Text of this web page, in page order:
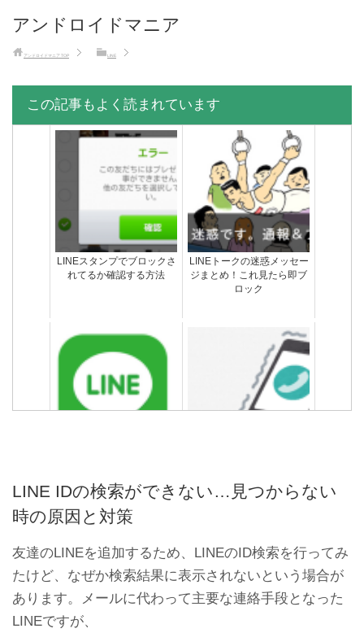
アンドロイドマニア
アンドロイドマニア TOP LINE
この記事もよく読まれています
LINEスタンプでブロックさ
れてるか確認する方法
LINEトークの迷惑メッセー
ジまとめ！これ見たら即ブ
ロック
LINEを辞める方法
法
LINE IDの検索ができない…見つからない
時の原因と対策
友達のLINEを追加するため、LINEのID検索を行ってみ
たけど、なぜか検索結果に表示されないという場合が
あります。メールに代わって主要な連絡手段となった
LINEですが、